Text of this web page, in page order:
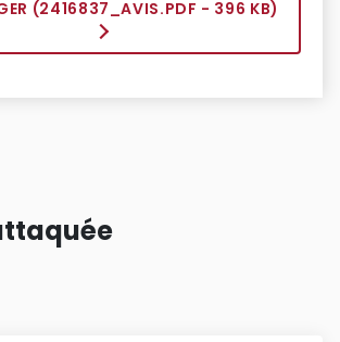
(2416837_AVIS.PDF - 396 KB)